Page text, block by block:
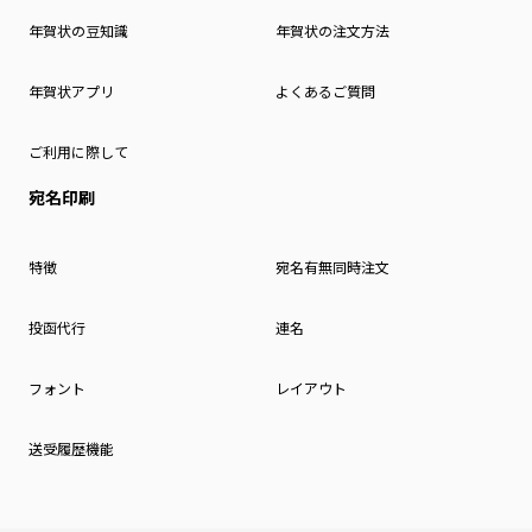
年賀状の豆知識 年賀状の注文方法
年賀状アプリ よくあるご質問
ご利用に際して
宛名印刷
特徴 宛名有無同時注文
投函代行 連名
フォント レイアウト
送受履歴機能